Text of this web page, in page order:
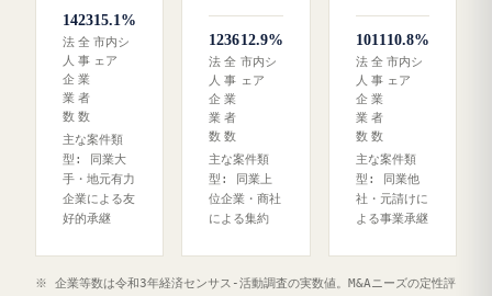
14
法
人
企
業
数
23
全
事
業
者
数
15.1%
市内シ
ェア
主な案件類
型: 同業大
手・地元有力
企業による友
好的承継
12
法
人
企
業
数
36
全
事
業
者
数
12.9%
市内シ
ェア
主な案件類
型: 同業上
位企業・商社
による集約
10
法
人
企
業
数
11
全
事
業
者
数
10.8%
市内シ
ェア
主な案件類
型: 同業他
社・元請けに
よる事業承継
※ 企業等数は令和3年経済センサス‐活動調査の実数値。M&Aニーズの定性評